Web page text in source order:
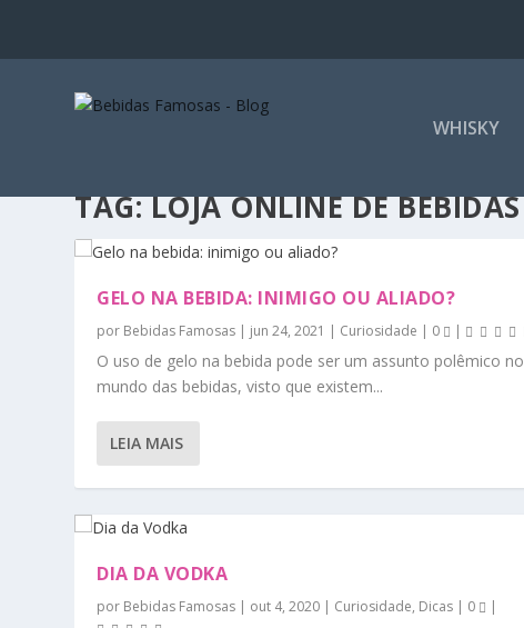
WHISKY
TAG:LOJA ONLINE DE BEBIDAS
GELO NA BEBIDA: INIMIGO OU ALIADO?
por Bebidas Famosas | jun 24, 2021 | Curiosidade | 0 |
O uso de gelo na bebida pode ser um assunto polêmico no
mundo das bebidas, visto que existem...
LEIA MAIS
DIA DA VODKA
por Bebidas Famosas | out 4, 2020 | Curiosidade, Dicas | 0 |